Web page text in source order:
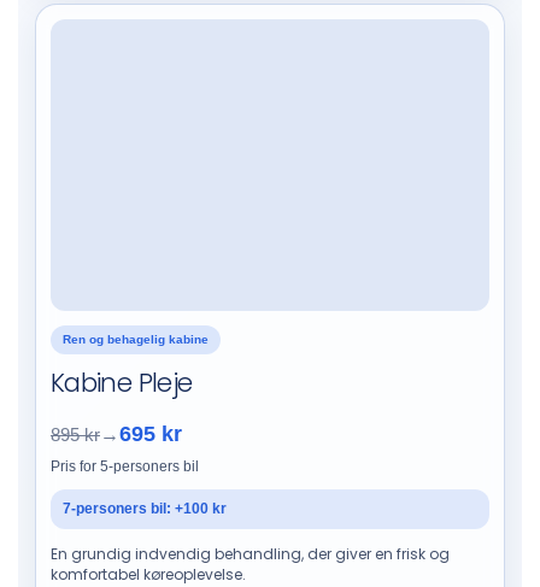
Ren og behagelig kabine
Kabine Pleje
895 kr→695 kr
Pris for 5-personers bil
7-personers bil: +100 kr
En grundig indvendig behandling, der giver en frisk og
komfortabel køreoplevelse.